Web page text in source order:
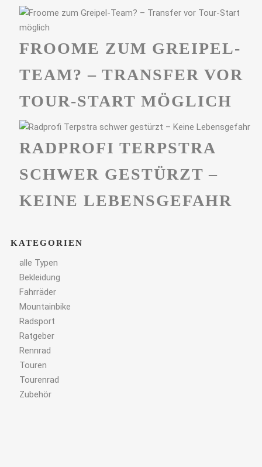
FROOME ZUM GREIPEL-
TEAM? – TRANSFER VOR
TOUR-START MÖGLICH
RADPROFI TERPSTRA
SCHWER GESTÜRZT –
KEINE LEBENSGEFAHR
KATEGORIEN
alle Typen
Bekleidung
Fahrräder
Mountainbike
Radsport
Ratgeber
Rennrad
Touren
Tourenrad
Zubehör